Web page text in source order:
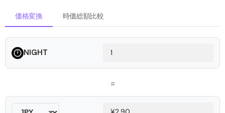
価格変換 時価総額比較
NIGHT
=